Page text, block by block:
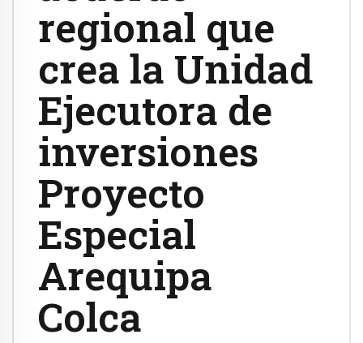
regional que
crea la Unidad
Ejecutora de
inversiones
Proyecto
Especial
Arequipa
Colca